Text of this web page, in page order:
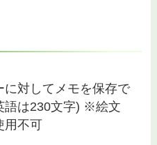
に対してメモを保存で
語は230文字) ※絵文
用不可